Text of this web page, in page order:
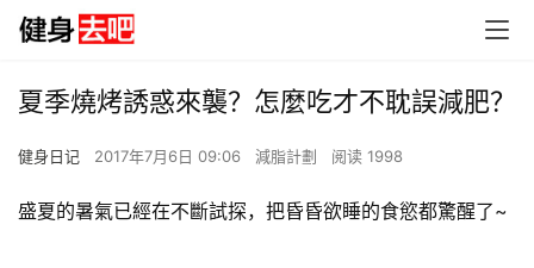
夏季燒烤誘惑來襲？怎麼吃才不耽誤減肥？
健身日记 2017年7月6日 09:06 減脂計劃 阅读 1998
盛夏的暑氣已經在不斷試探，把昏昏欲睡的食慾都驚醒了~